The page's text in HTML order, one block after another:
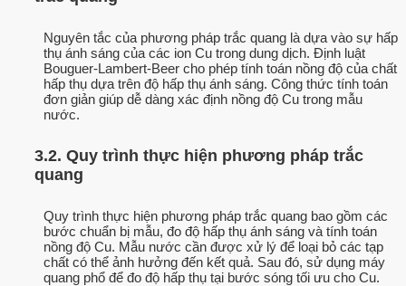
Nguyên tắc của phương pháp trắc quang là dựa vào sự hấp
thụ ánh sáng của các ion Cu trong dung dịch. Định luật
Bouguer-Lambert-Beer cho phép tính toán nồng độ của chất
hấp thụ dựa trên độ hấp thụ ánh sáng. Công thức tính toán
đơn giản giúp dễ dàng xác định nồng độ Cu trong mẫu
nước.
3.2. Quy trình thực hiện phương pháp trắc
quang
Quy trình thực hiện phương pháp trắc quang bao gồm các
bước chuẩn bị mẫu, đo độ hấp thụ ánh sáng và tính toán
nồng độ Cu. Mẫu nước cần được xử lý để loại bỏ các tạp
chất có thể ảnh hưởng đến kết quả. Sau đó, sử dụng máy
quang phổ để đo độ hấp thụ tại bước sóng tối ưu cho Cu.